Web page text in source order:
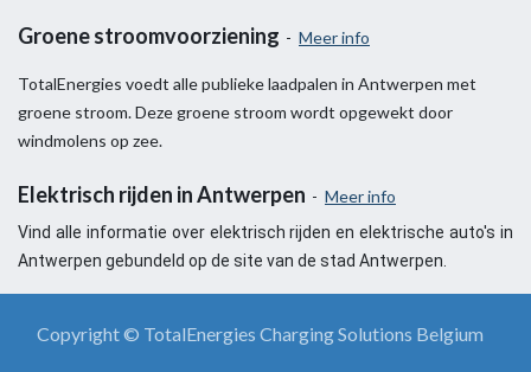
Groene stroomvoorziening - Meer info
TotalEnergies voedt alle publieke laadpalen in Antwerpen met
groene stroom. Deze groene stroom wordt opgewekt door
windmolens op zee.
Elektrisch rijden in Antwerpen - Meer info
Vind alle informatie over elektrisch rijden en elektrische auto's in
Antwerpen gebundeld op de site van de stad Antwerpen.
Copyright © TotalEnergies Charging Solutions Belgium